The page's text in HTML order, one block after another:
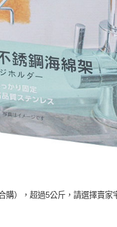
），超過5公斤，請選擇賣家